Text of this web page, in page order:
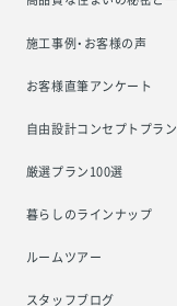
施工事例・お客様の声
お客様直筆アンケート
自由設計コンセプトプラン
厳選プラン100選
暮らしのラインナップ
ルームツアー
スタッフブログ